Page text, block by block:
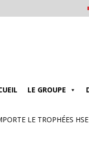
LE GROUPE
LE TROPHÉES HSE